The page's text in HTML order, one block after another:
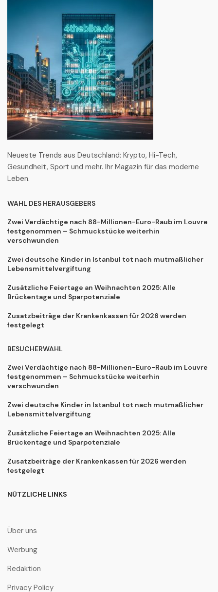
Neueste Trends aus Deutschland: Krypto, Hi-Tech,
Gesundheit, Sport und mehr. Ihr Magazin für das moderne
Leben.
WAHL DES HERAUSGEBERS
Zwei Verdächtige nach 88-Millionen-Euro-Raub im Louvre
festgenommen – Schmuckstücke weiterhin
verschwunden
Zwei deutsche Kinder in Istanbul tot nach mutmaßlicher
Lebensmittelvergiftung
Zusätzliche Feiertage an Weihnachten 2025: Alle
Brückentage und Sparpotenziale
Zusatzbeiträge der Krankenkassen für 2026 werden
festgelegt
BESUCHERWAHL
Zwei Verdächtige nach 88-Millionen-Euro-Raub im Louvre
festgenommen – Schmuckstücke weiterhin
verschwunden
Zwei deutsche Kinder in Istanbul tot nach mutmaßlicher
Lebensmittelvergiftung
Zusätzliche Feiertage an Weihnachten 2025: Alle
Brückentage und Sparpotenziale
Zusatzbeiträge der Krankenkassen für 2026 werden
festgelegt
NÜTZLICHE LINKS
Über uns
Werbung
Redaktion
Privacy Policy